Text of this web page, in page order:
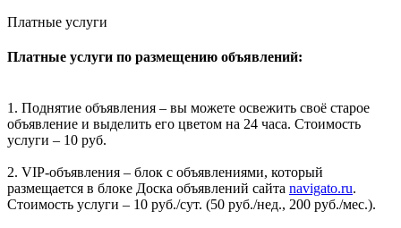
Платные услуги
Платные услуги по размещению объявлений:
1. Поднятие объявления – вы можете освежить своё старое
объявление и выделить его цветом на 24 часа. Стоимость
услуги – 10 руб.
2. VIP-объявления – блок с объявлениями, который
размещается в блоке Доска объявлений сайта navigato.ru.
Стоимость услуги – 10 руб./сут. (50 руб./нед., 200 руб./мес.).